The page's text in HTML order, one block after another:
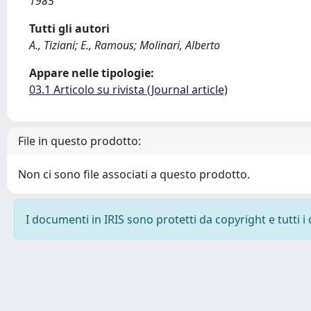
Tutti gli autori
A., Tiziani; E., Ramous; Molinari, Alberto
Appare nelle tipologie:
03.1 Articolo su rivista (Journal article)
File in questo prodotto:
Non ci sono file associati a questo prodotto.
I documenti in IRIS sono protetti da copyright e tutti